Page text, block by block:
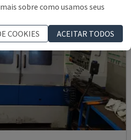
sobre como usamos seus
COOKIES
ACEITAR TODOS